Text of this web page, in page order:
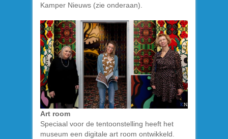
Kamper Nieuws (zie onderaan).
Art room
Speciaal voor de tentoonstelling heeft het
museum een digitale art room ontwikkeld.